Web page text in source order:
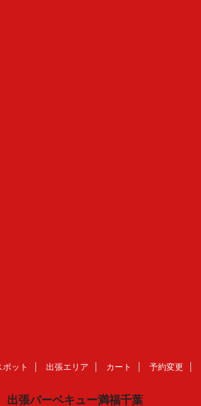
ポット 出張エリア カート 予約変更
出張バーベキュー満福千葉